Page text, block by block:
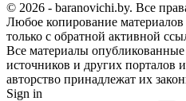
© 2026 - baranovichi.by. Все
Любое копирование материалов
только с обратной активной
Все материалы
источников и других порталов
авторство принадлежат их
Sign in